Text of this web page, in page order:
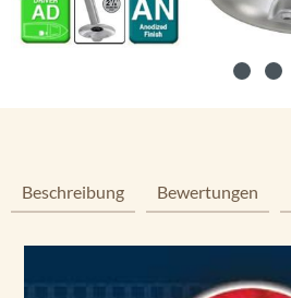
Beschreibung Bewertungen